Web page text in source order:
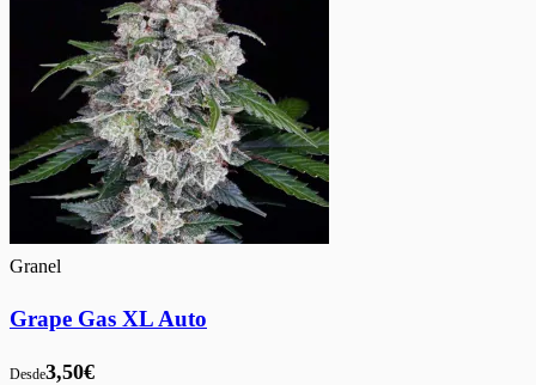
Granel
Grape Gas XL Auto
Desde3,50€